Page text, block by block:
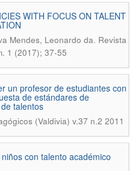
WITH FOCUS ON TALENT
Mendes, Leonardo da. Revista
1 (2017); 37-55
un profesor de estudiantes con
de estándares de
talentos
(Valdivia) v.37 n.2 2011
con talento académico